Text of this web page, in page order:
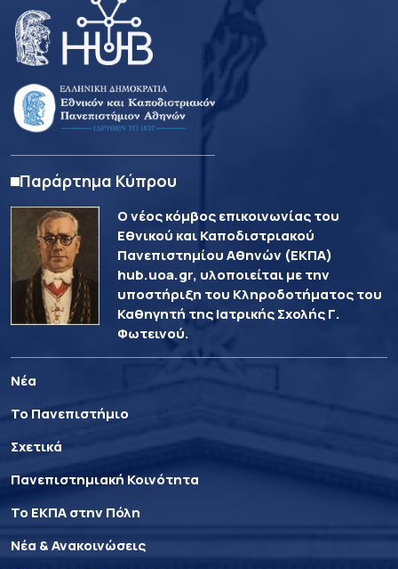
Παράρτημα Κύπρου
Ο νέος κόμβος επικοινωνίας του
Εθνικού και Καποδιστριακού
Πανεπιστημίου Αθηνών (ΕΚΠΑ)
hub.uoa.gr, υλοποιείται με την
υποστήριξη του Κληροδοτήματος του
Καθηγητή της Ιατρικής Σχολής Γ.
Φωτεινού.
Νέα
Το Πανεπιστήμιο
Σχετικά
Πανεπιστημιακή Κοινότητα
Το ΕΚΠΑ στην Πόλη
Νέα & Ανακοινώσεις